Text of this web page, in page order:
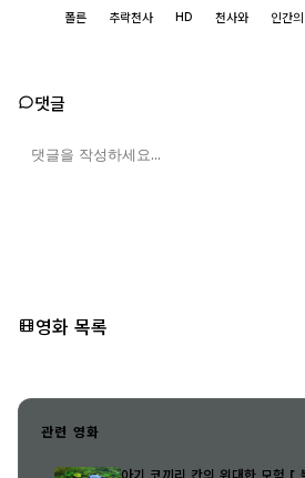
폴른 추락천사 HD 천사와 인간의
댓글
영화 목록
관련 영화